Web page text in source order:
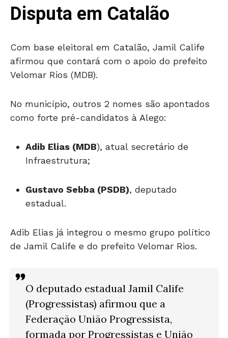
Disputa em Catalão
Com base eleitoral em Catalão, Jamil Calife
afirmou que contará com o apoio do prefeito
Velomar Rios (MDB).
No município, outros 2 nomes são apontados
como forte pré-candidatos à Alego:
Adib Elias (MDB), atual secretário de
Infraestrutura;
Gustavo Sebba (PSDB), deputado
estadual.
Adib Elias já integrou o mesmo grupo político
de Jamil Calife e do prefeito Velomar Rios.
O deputado estadual Jamil Calife
(Progressistas) afirmou que a
Federação União Progressista,
formada por Progressistas e União